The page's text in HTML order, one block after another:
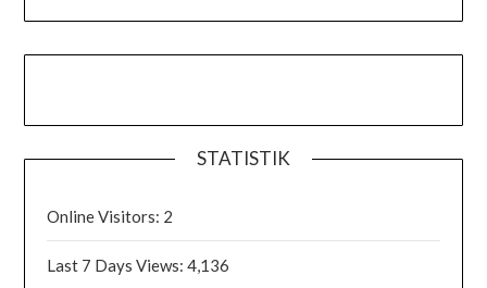
STATISTIK
Online Visitors: 2
Last 7 Days Views:4,136